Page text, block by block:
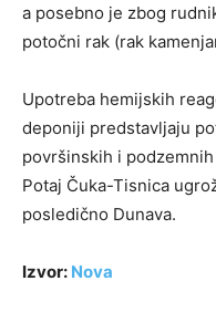
a posebno je zbog
potočni rak (rak
Upotreba hemijskih
deponiji predstavljaju
površinskih i
Potaj Čuka-Tisnica
posledično Dunava.
Izvor: Nova